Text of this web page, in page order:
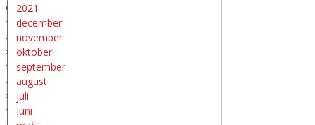
2021
december
november
oktober
september
august
juli
juni